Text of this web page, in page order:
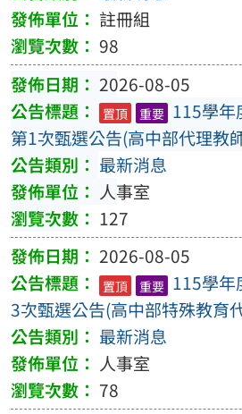
註冊組
98
2026-08-05
置頂 重要 115學年
第1次甄選公告(高中部代理教
最新消息
人事室
127
2026-08-05
置頂 重要 115學年
3次甄選公告(高中部特殊教育
最新消息
人事室
78